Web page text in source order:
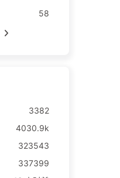
58
3382
4030.9k
323543
337399